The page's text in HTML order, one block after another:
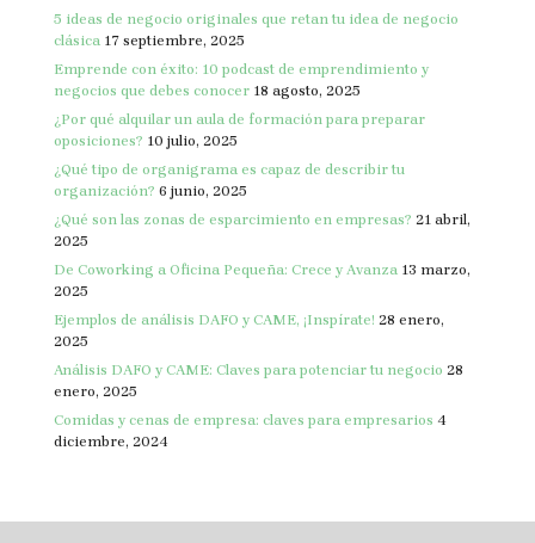
5 ideas de negocio originales que retan tu idea de negocio
clásica 17 septiembre, 2025
Emprende con éxito: 10 podcast de emprendimiento y
negocios que debes conocer 18 agosto, 2025
¿Por qué alquilar un aula de formación para preparar
oposiciones? 10 julio, 2025
¿Qué tipo de organigrama es capaz de describir tu
organización? 6 junio, 2025
¿Qué son las zonas de esparcimiento en empresas? 21 abril,
2025
De Coworking a Oficina Pequeña: Crece y Avanza 13 marzo,
2025
Ejemplos de análisis DAFO y CAME, ¡Inspírate! 28 enero,
2025
Análisis DAFO y CAME: Claves para potenciar tu negocio 28
enero, 2025
Comidas y cenas de empresa: claves para empresarios 4
diciembre, 2024